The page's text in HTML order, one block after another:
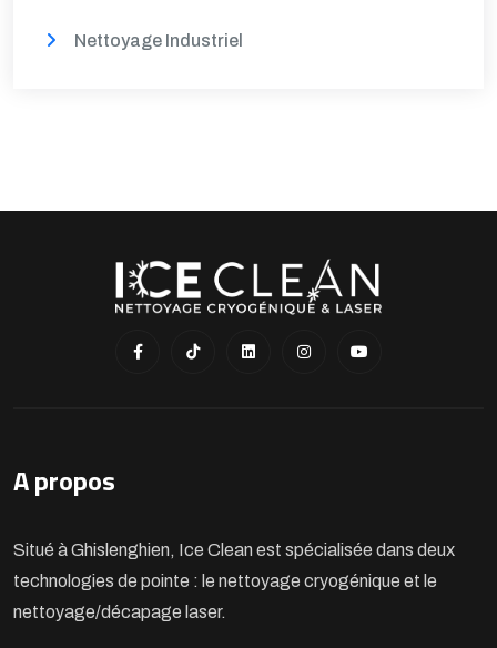
Nettoyage Industriel
A propos
Situé à Ghislenghien, Ice Clean est spécialisée dans deux
technologies de pointe : le nettoyage cryogénique et le
nettoyage/décapage laser.